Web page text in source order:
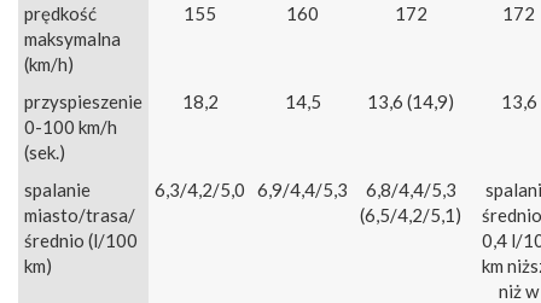
prędkość
maksymalna
(km/h)
155 160 172 172
przyspieszenie
0-100 km/h
(sek.)
18,2 14,5 13,6 (14,9) 13,6
spalanie
miasto/trasa/
średnio (l/100
km)
6,3/4,2/5,0 6,9/4,4/5,3
6,8/4,4/5,3
(6,5/4,2/5,1)
0,4 l/
km
niż w